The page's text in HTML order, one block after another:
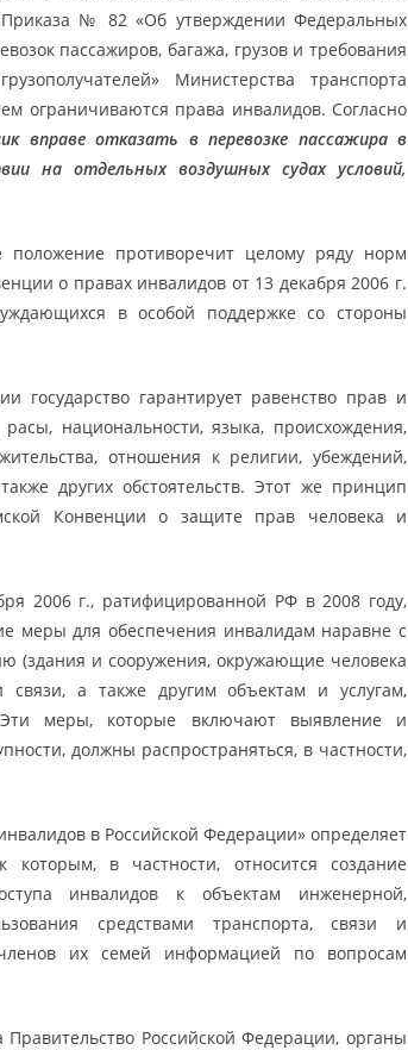
№ 82 «Об утверждении Федеральных
пассажиров, багажа, грузов и требования
Министерства транспорта
ограничиваются права инвалидов. Согласно
вправе отказать в перевозке пассажира в
на отдельных воздушных судах условий,
противоречит целому ряду норм
о правах инвалидов от 13 декабря 2006 г.
в особой поддержке со стороны
государство гарантирует равенство прав и
национальности, языка, происхождения,
отношения к религии, убеждений,
других обстоятельств. Этот же принцип
Конвенции о защите прав человека и
2006 г., ратифицированной РФ в 2008 году,
меры для обеспечения инвалидам наравне с
(здания и сооружения, окружающие человека
а также другим объектам и услугам,
меры, которые включают выявление и
должны распространяться, в частности,
в Российской Федерации» определяет
в частности, относится создание
инвалидов к объектам инженерной,
средствами транспорта, связи и
их семей информацией по вопросам
Российской Федерации, органы